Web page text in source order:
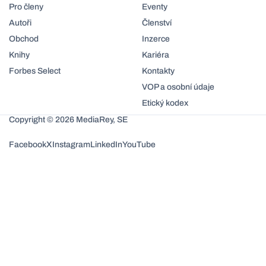
Pro členy
Autoři
Obchod
Knihy
Forbes Select
Eventy
Členství
Inzerce
Kariéra
Kontakty
VOP a osobní údaje
Etický kodex
Copyright © 2026 MediaRey, SE
FacebookXInstagramLinkedInYouTube